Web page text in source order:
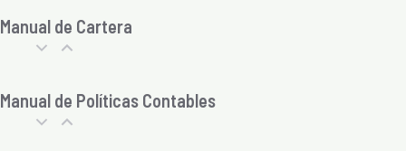
Manual de Cartera
Manual de Políticas Contables